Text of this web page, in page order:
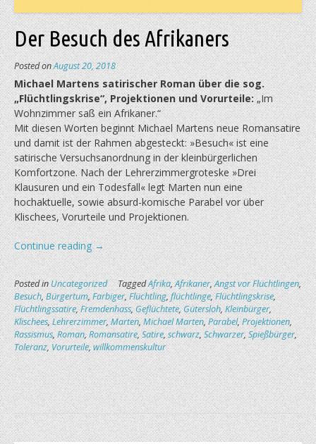
Der Besuch des Afrikaners
Posted onAugust 20, 2018
Michael Martens satirischer Roman über die sog.
„Flüchtlingskrise“, Projektionen und Vorurteile:„Im
Wohnzimmer saß ein Afrikaner.“
Mit diesen Worten beginnt Michael Martens neue Romansatire
und damit ist der Rahmen abgesteckt: »Besuch« ist eine
satirische Versuchsanordnung in der kleinbürgerlichen
Komfortzone. Nach der Lehrerzimmergroteske »Drei
Klausuren und ein Todesfall« legt Marten nun eine
hochaktuelle, sowie absurd-komische Parabel vor über
Klischees, Vorurteile und Projektionen.
Continue reading„Der
Besuch
des
Afrikaners“
→
Posted inUncategorized TaggedAfrika,Afrikaner,Angst vor Flüchtlingen,
Besuch,Bürgertum,Farbiger,Flüchtling,flüchtlinge,Flüchtlingskrise,
Flüchtlingssatire,Fremdenhass,Geflüchtete,Gütersloh,Kleinbürger,
Klischees,Lehrerzimmer,Marten,Michael Marten,Parabel,Projektionen,
Rassismus,Roman,Romansatire,Satire,schwarz,Schwarzer,Spießbürger,
Toleranz,Vorurteile,willkommenskultur